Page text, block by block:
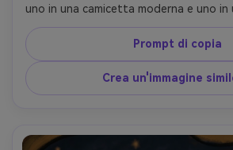
uno in una camicetta moderna e uno in
mani delicatamente collegate,
decorativo, abbinamento di
audaci, tavolozza piatta satura,
simbolico, composizione simmetrica
illuminazione
Prompt di copia
Crea un'immagine